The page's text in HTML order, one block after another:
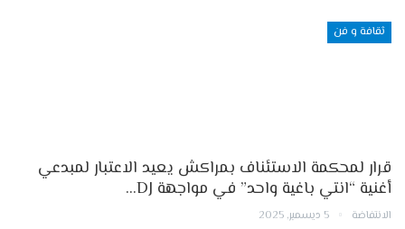
ثقافة و فن
قرار لمحكمة الاستئناف بمراكش يعيد الاعتبار لمبدعي
أغنية “انتي باغية واحد” في مواجهة DJ…
الانتفاضة 5 ديسمبر, 2025